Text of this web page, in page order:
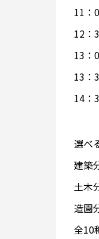
11：
12：
13：
13：
14：
選べ
建築
土木
造園
全10